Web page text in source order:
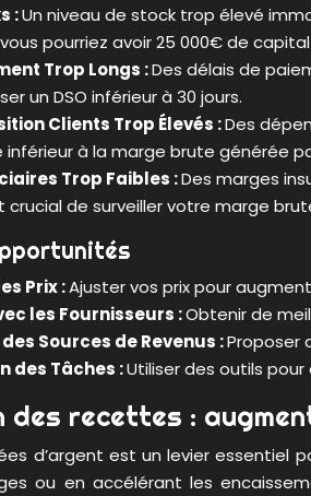
:Un niveau de stock trop élevé
pourriez avoir 25 000€ de
Trop Longs :Des délais de
un DSO inférieur à 30 jours.
Clients Trop Élevés :Des
à la marge brute générée
Trop Faibles :Des marges
crucial de surveiller votre marge
Prix :Ajuster vos prix pour
les Fournisseurs :Obtenir de
Sources de Revenus :Proposer
des Tâches :Utiliser des outils
des recettes :
d’argent est un levier
ou en accélérant les